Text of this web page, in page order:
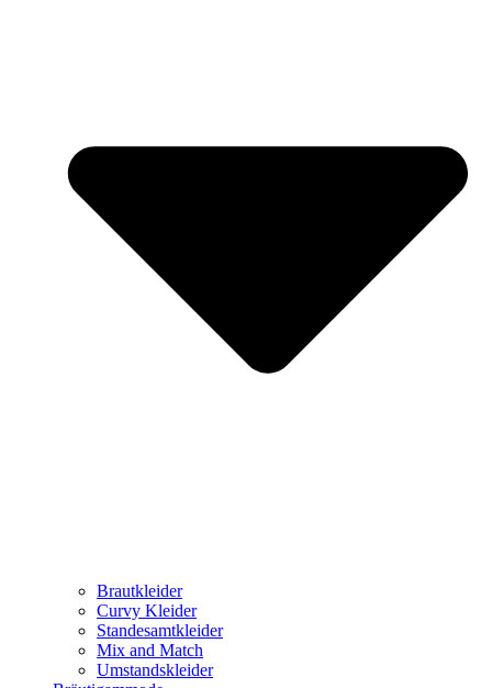
Brautkleider
Curvy Kleider
Standesamtkleider
Mix and Match
Umstandskleider